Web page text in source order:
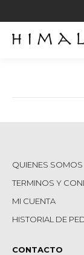
QUIENES SOMOS
TERMINOS Y
MI CUENTA
HISTORIAL DE
CONTACTO